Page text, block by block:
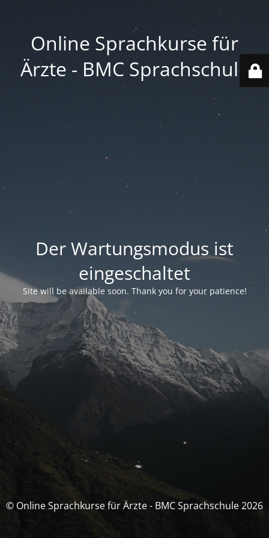
Online Sprachkurse für
Ärzte - BMC Sprachschule
Der Wartungsmodus ist
eingeschaltet
Site will be available soon. Thank you for your patience!
© Online Sprachkurse für Ärzte - BMC Sprachschule 2026